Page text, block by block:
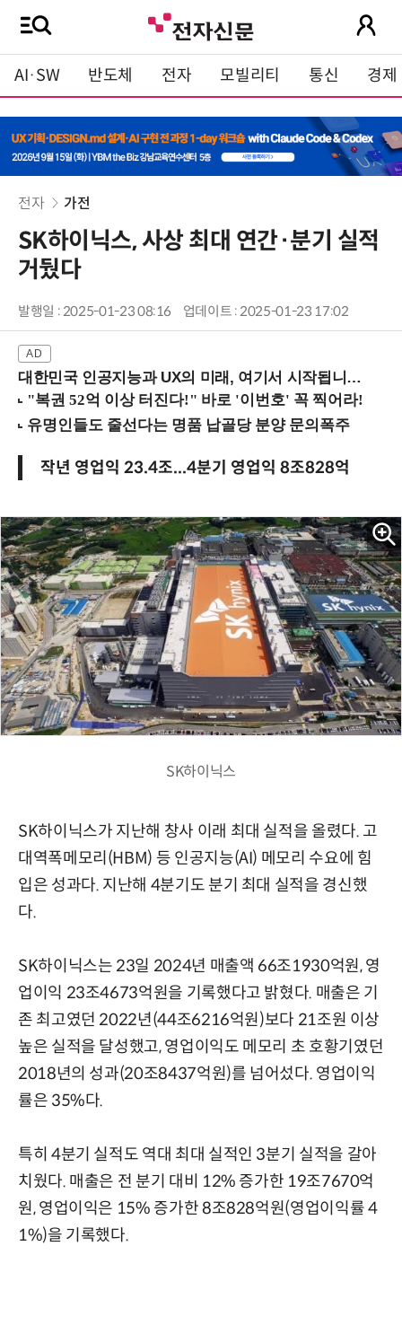
AI·SW 반도체 전자 모빌리티 통신 경제
전자 가전
SK하이닉스, 사상 최대 연간·분기 실적
거뒀다
발행일 : 2025-01-23 08:16 업데이트 : 2025-01-23 17:02
대한민국 인공지능과 UX의 미래, 여기서 시작됩니다! (9/2 강남역)
작년 영업익 23.4조...4분기 영업익 8조828억
SK하이닉스
SK하이닉스가 지난해 창사 이래 최대 실적을 올렸다. 고
대역폭메모리(HBM) 등 인공지능(AI) 메모리 수요에 힘
입은 성과다. 지난해 4분기도 분기 최대 실적을 경신했
다.
SK하이닉스는 23일 2024년 매출액 66조1930억원, 영
업이익 23조4673억원을 기록했다고 밝혔다. 매출은 기
존 최고였던 2022년(44조6216억원)보다 21조원 이상
높은 실적을 달성했고, 영업이익도 메모리 초 호황기였던
2018년의 성과(20조8437억원)를 넘어섰다. 영업이익
률은 35%다.
특히 4분기 실적도 역대 최대 실적인 3분기 실적을 갈아
치웠다. 매출은 전 분기 대비 12% 증가한 19조7670억
원, 영업이익은 15% 증가한 8조828억원(영업이익률 4
1%)을 기록했다.